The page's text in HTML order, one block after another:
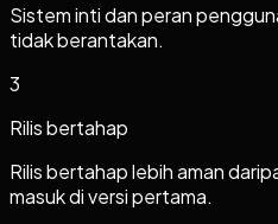
Sistem inti dan peran
tidak berantakan.
3
Rilis bertahap
Rilis bertahap lebih aman
masuk di versi pertama.